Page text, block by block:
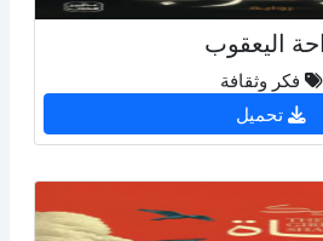
اليعقوب
فكر وثقافة
تحميل